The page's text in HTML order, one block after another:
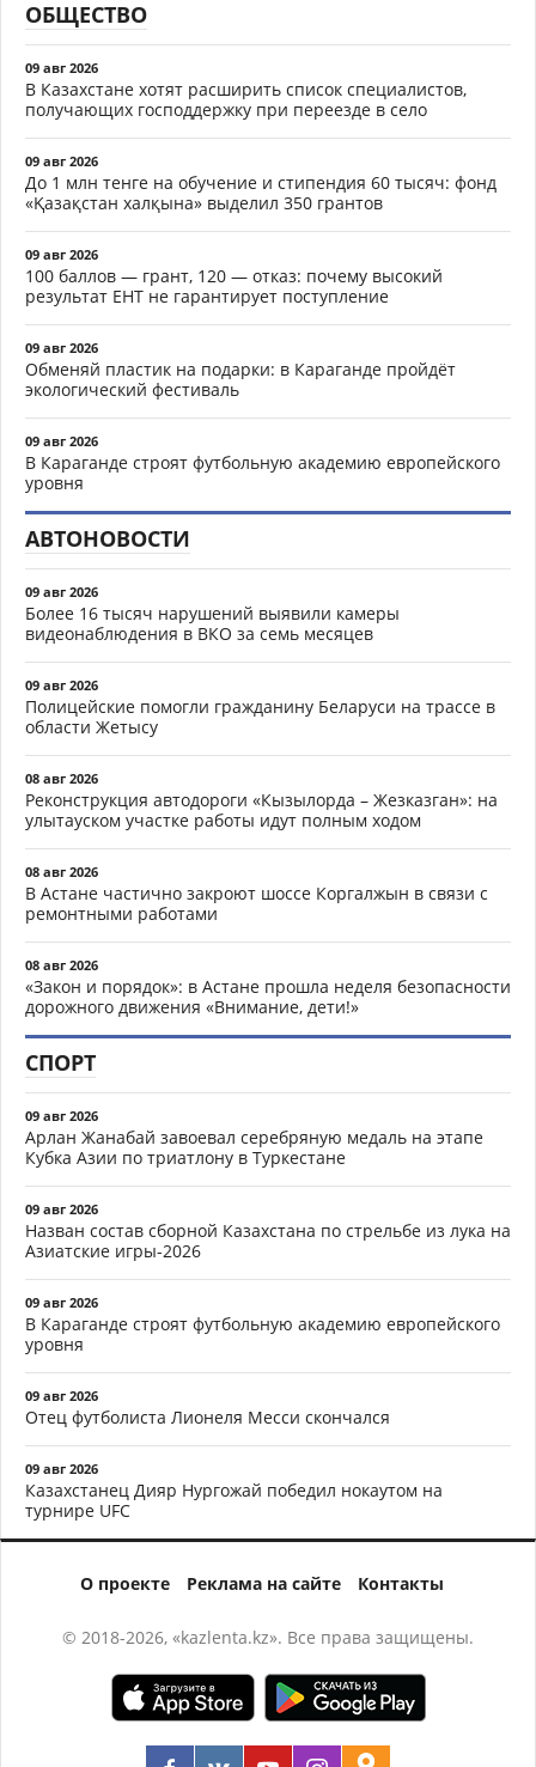
ОБЩЕСТВО
09 авг 2026
В Казахстане хотят расширить список специалистов,
получающих господдержку при переезде в село
09 авг 2026
До 1 млн тенге на обучение и стипендия 60 тысяч: фонд
«Қазақстан халқына» выделил 350 грантов
09 авг 2026
100 баллов — грант, 120 — отказ: почему высокий
результат ЕНТ не гарантирует поступление
09 авг 2026
Обменяй пластик на подарки: в Караганде пройдёт
экологический фестиваль
09 авг 2026
В Караганде строят футбольную академию европейского
уровня
АВТОНОВОСТИ
09 авг 2026
Более 16 тысяч нарушений выявили камеры
видеонаблюдения в ВКО за семь месяцев
09 авг 2026
Полицейские помогли гражданину Беларуси на трассе в
области Жетысу
08 авг 2026
Реконструкция автодороги «Кызылорда – Жезказган»: на
улытауском участке работы идут полным ходом
08 авг 2026
В Астане частично закроют шоссе Коргалжын в связи с
ремонтными работами
08 авг 2026
«Закон и порядок»: в Астане прошла неделя безопасности
дорожного движения «Внимание, дети!»
СПОРТ
09 авг 2026
Арлан Жанабай завоевал серебряную медаль на этапе
Кубка Азии по триатлону в Туркестане
09 авг 2026
Назван состав сборной Казахстана по стрельбе из лука на
Азиатские игры-2026
09 авг 2026
В Караганде строят футбольную академию европейского
уровня
09 авг 2026
Отец футболиста Лионеля Месси скончался
09 авг 2026
Казахстанец Дияр Нургожай победил нокаутом на
турнире UFC
О проекте Реклама на сайте Контакты
© 2018-2026, «kazlenta.kz». Все права защищены.